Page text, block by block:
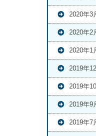
2020年3
2020年2
2020年1
2019年
2019年
2019年9
2019年7